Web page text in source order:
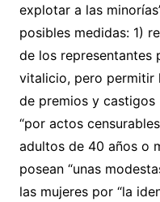
explotar a las
posibles medidas: 1)
de los representantes
vitalicio, pero permitir
de premios y
“por actos
adultos de 40 años o
posean “unas
las mujeres por “la